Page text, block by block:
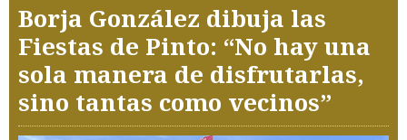
Borja González dibuja las
Fiestas de Pinto: “No hay una
sola manera de disfrutarlas,
sino tantas como vecinos”